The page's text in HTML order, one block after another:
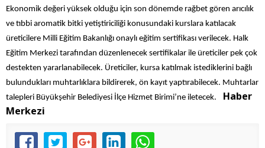
Ekonomik değeri yüksek olduğu için son dönemde rağbet gören arıcılık
ve tıbbi aromatik bitki yetiştiriciliği konusundaki kurslara katılacak
üreticilere Milli Eğitim Bakanlığı onaylı eğitim sertifikası verilecek. Halk
Eğitim Merkezi tarafından düzenlenecek sertifikalar ile üreticiler pek çok
destekten yararlanabilecek. Üreticiler, kursa katılmak istediklerini bağlı
bulundukları muhtarlıklara bildirerek, ön kayıt yaptırabilecek. Muhtarlar
talepleri Büyükşehir Belediyesi İlçe Hizmet Birimi’ne iletecek.
Haber
Merkezi